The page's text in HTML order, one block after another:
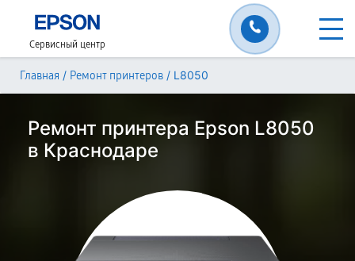
Сервисный центр
Главная / Ремонт принтеров / L8050
Ремонт принтера Epson L8050
в Краснодаре